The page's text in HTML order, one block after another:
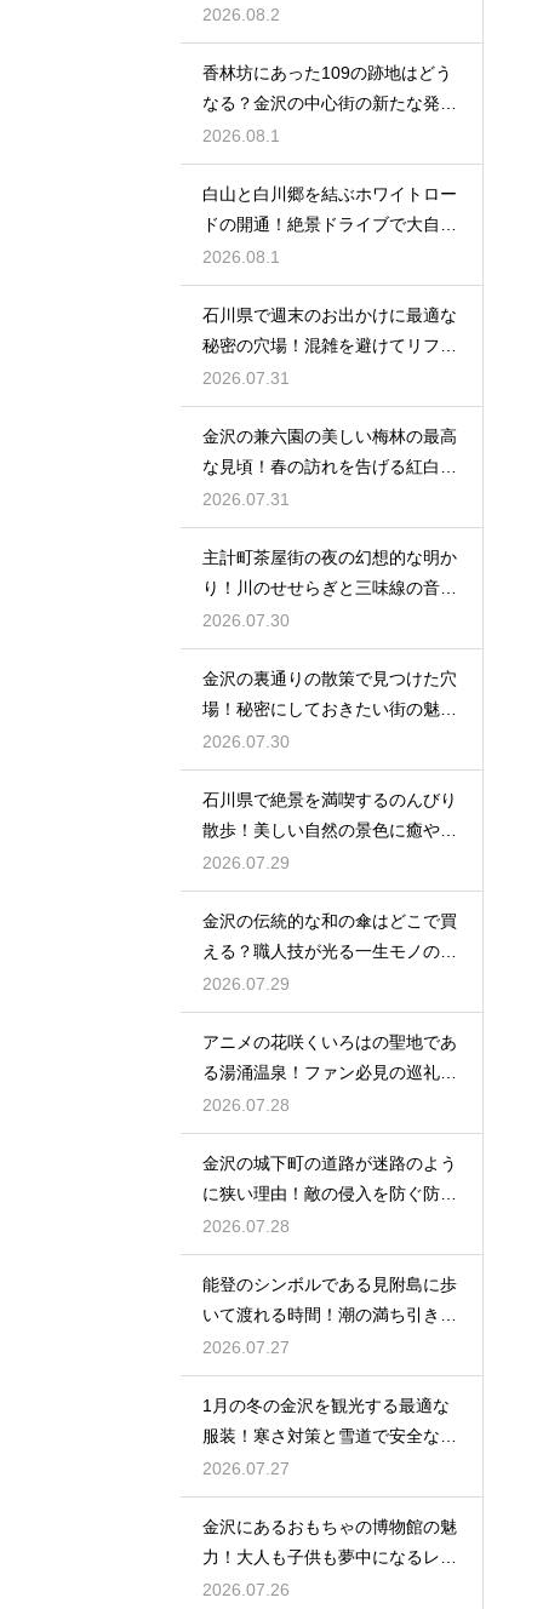
作りの旅
2026.08.2
香林坊にあった109の跡地はどう
なる？金沢の中心街の新たな発展
と未来
2026.08.1
白山と白川郷を結ぶホワイトロー
ドの開通！絶景ドライブで大自然
を満喫
2026.08.1
石川県で週末のお出かけに最適な
秘密の穴場！混雑を避けてリフレ
ッシュ
2026.07.31
金沢の兼六園の美しい梅林の最高
な見頃！春の訪れを告げる紅白の
花の絶景
2026.07.31
主計町茶屋街の夜の幻想的な明か
り！川のせせらぎと三味線の音色
に酔う
2026.07.30
金沢の裏通りの散策で見つけた穴
場！秘密にしておきたい街の魅力
を大発見
2026.07.30
石川県で絶景を満喫するのんびり
散歩！美しい自然の景色に癒やさ
れる休日
2026.07.29
金沢の伝統的な和の傘はどこで買
える？職人技が光る一生モノの工
芸品
2026.07.29
アニメの花咲くいろはの聖地であ
る湯涌温泉！ファン必見の巡礼ス
ポット
2026.07.28
金沢の城下町の道路が迷路のよう
に狭い理由！敵の侵入を防ぐ防衛
の知恵
2026.07.28
能登のシンボルである見附島に歩
いて渡れる時間！潮の満ち引きが
生む奇跡
2026.07.27
1月の冬の金沢を観光する最適な
服装！寒さ対策と雪道で安全な靴
の選び方
2026.07.27
金沢にあるおもちゃの博物館の魅
力！大人も子供も夢中になるレト
ロな世界
2026.07.26